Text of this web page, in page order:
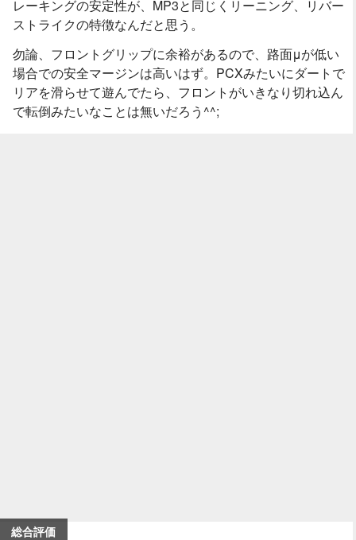
レーキングの安定性が、MP3と同じくリーニング、リバー
ストライクの特徴なんだと思う。
勿論、フロントグリップに余裕があるので、路面μが低い
場合での安全マージンは高いはず。PCXみたいにダートで
リアを滑らせて遊んでたら、フロントがいきなり切れ込ん
で転倒みたいなことは無いだろう^^;
総合評価